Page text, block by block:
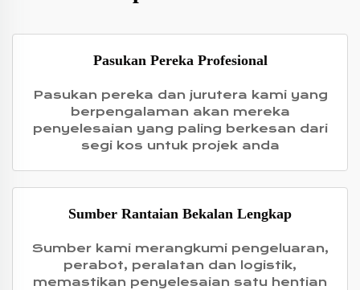
Pasukan Pereka Profesional
Pasukan pereka dan jurutera kami yang
berpengalaman akan mereka
penyelesaian yang paling berkesan dari
segi kos untuk projek anda
Sumber Rantaian Bekalan Lengkap
Sumber kami merangkumi pengeluaran,
perabot, peralatan dan logistik,
memastikan penyelesaian satu hentian